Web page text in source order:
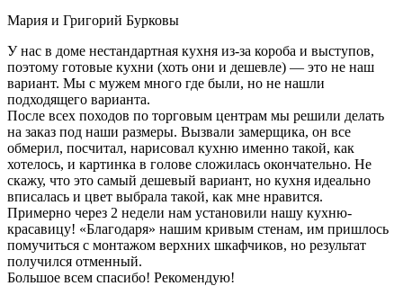
Мария и Григорий Бурковы
У нас в доме нестандартная кухня из-за короба и выступов,
поэтому готовые кухни (хоть они и дешевле) — это не наш
вариант. Мы с мужем много где были, но не нашли
подходящего варианта.
После всех походов по торговым центрам мы решили делать
на заказ под наши размеры. Вызвали замерщика, он все
обмерил, посчитал, нарисовал кухню именно такой, как
хотелось, и картинка в голове сложилась окончательно. Не
скажу, что это самый дешевый вариант, но кухня идеально
вписалась и цвет выбрала такой, как мне нравится.
Примерно через 2 недели нам установили нашу кухню-
красавицу! «Благодаря» нашим кривым стенам, им пришлось
помучиться с монтажом верхних шкафчиков, но результат
получился отменный.
Большое всем спасибо! Рекомендую!